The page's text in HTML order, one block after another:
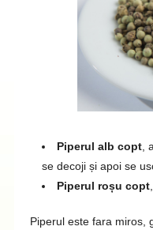
Piperul alb copt
se decoji și apoi se
Piperul roșu copt
Piperul este fara miros,